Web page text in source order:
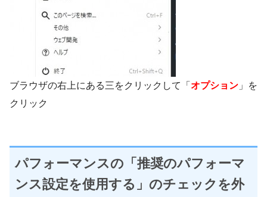
ブラウザの右上にある三をクリックして「 オプション 」を
クリック
パフォーマンスの「推奨のパフォーマ
ンス設定を使用する」のチェックを外